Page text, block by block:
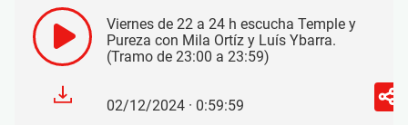
Viernes de 22 a 24 h escucha Temple y
Pureza con Mila Ortíz y Luís Ybarra.
(Tramo de 23:00 a 23:59)
02/12/2024 · 0:59:59